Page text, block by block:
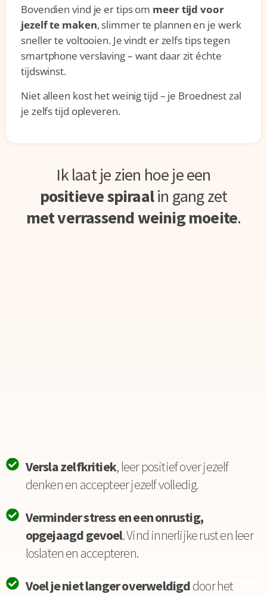
Bovendien vind je er tips om meer tijd voor
jezelf te maken, slimmer te plannen en je werk
sneller te voltooien. Je vindt er zelfs tips tegen
smartphone verslaving – want daar zit échte
tijdswinst.
Niet alleen kost het weinig tijd – je Broednest zal
je zelfs tijd opleveren.
Ik laat je zien hoe je een
positieve spiraalin gang zet
met verrassend weinig moeite.
Versla zelfkritiek, leer positief over jezelf
denken en accepteer jezelf volledig.
Verminder stress en een onrustig,
opgejaagd gevoel. Vind innerlijke rust en leer
loslaten en accepteren.
Voel je niet langer overweldigddoor het